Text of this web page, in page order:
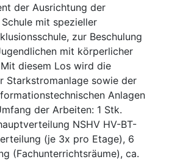
der Ausrichtung der
mit spezieller
zur Beschulung
mit körperlicher
diesem Los wird die
Starkstromanlage sowie der
Anlagen
der Arbeiten: 1 Stk.
NSHV HV-BT-
(je 3x pro Etage), 6
(Fachunterrichtsräume), ca.